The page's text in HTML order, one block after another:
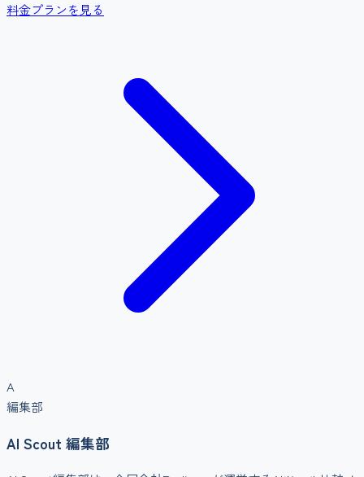
料金プランを見る
A
編集部
AI Scout 編集部